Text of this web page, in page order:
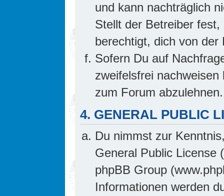
und kann nachträglich
Stellt der Betreiber
berechtigt, dich von
Sofern Du auf
zweifelsfrei
zum Forum abzulehnen.
4. GENERAL PUBLIC
Du nimmst zur
General Public License
phpBB Group
Informationen werden